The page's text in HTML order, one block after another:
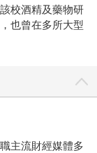
校酒精及藥物研
也曾在多所大型
主流財經媒體多